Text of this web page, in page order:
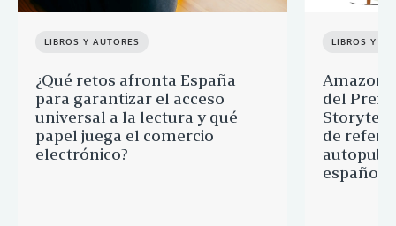
LIBROS Y AUTORES
¿Qué retos afronta España
para garantizar el acceso
universal a la lectura y qué
papel juega el comercio
electrónico?
LIBROS Y
Amazon
del
de
española